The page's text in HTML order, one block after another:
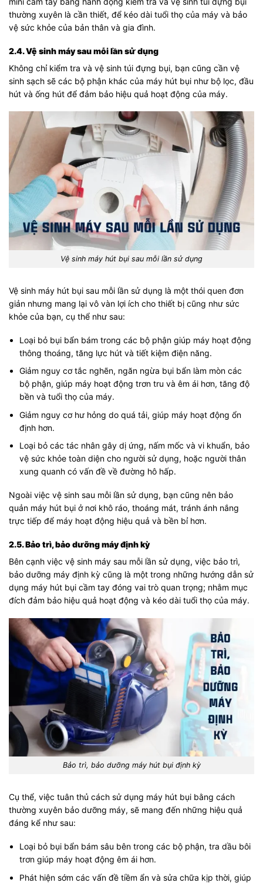
thường xuyên là cần thiết, để kéo dài tuổi thọ của máy và bảo
vệ sức khỏe của bản thân và gia đình.
2.4. Vệ sinh máy sau mỗi lần sử dụng
Không chỉ kiểm tra và vệ sinh túi đựng bụi, bạn cũng cần vệ
sinh sạch sẽ các bộ phận khác của máy hút bụi như bộ lọc, đầu
hút và ống hút để đảm bảo hiệu quả hoạt động của máy.
Vệ sinh máy hút bụi sau mỗi lần sử dụng
Vệ sinh máy hút bụi sau mỗi lần sử dụng là một thói quen đơn
giản nhưng mang lại vô vàn lợi ích cho thiết bị cũng như sức
khỏe của bạn, cụ thể như sau:
Loại bỏ bụi bẩn bám trong các bộ phận giúp máy hoạt động
thông thoáng, tăng lực hút và tiết kiệm điện năng.
Giảm nguy cơ tắc nghẽn, ngăn ngừa bụi bẩn làm mòn các
bộ phận, giúp máy hoạt động trơn tru và êm ái hơn, tăng độ
bền và tuổi thọ của máy.
Giảm nguy cơ hư hỏng do quá tải, giúp máy hoạt động ổn
định hơn.
Loại bỏ các tác nhân gây dị ứng, nấm mốc và vi khuẩn, bảo
vệ sức khỏe toàn diện cho người sử dụng, hoặc người thân
xung quanh có vấn đề về đường hô hấp.
Ngoài việc vệ sinh sau mỗi lần sử dụng, bạn cũng nên bảo
quản máy hút bụi ở nơi khô ráo, thoáng mát, tránh ánh nắng
trực tiếp để máy hoạt động hiệu quả và bền bỉ hơn.
2.5. Bảo trì, bảo dưỡng máy định kỳ
Bên cạnh việc vệ sinh máy sau mỗi lần sử dụng, việc bảo trì,
bảo dưỡng máy định kỳ cũng là một trong những hướng dẫn sử
dụng máy hút bụi cầm tay đóng vai trò quan trọng; nhằm mục
đích đảm bảo hiệu quả hoạt động và kéo dài tuổi thọ của máy.
Bảo trì, bảo dưỡng máy hút bụi định kỳ
Cụ thể, việc tuân thủ cách sử dụng máy hút bụi bằng cách
thường xuyên bảo dưỡng máy, sẽ mang đến những hiệu quả
đáng kể như sau:
Loại bỏ bụi bẩn bám sâu bên trong các bộ phận, tra dầu bôi
trơn giúp máy hoạt động êm ái hơn.
Phát hiện sớm các vấn đề tiềm ẩn và sửa chữa kịp thời, giúp